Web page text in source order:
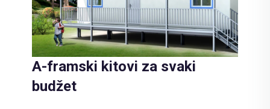
A-framski kitovi za svaki
budžet